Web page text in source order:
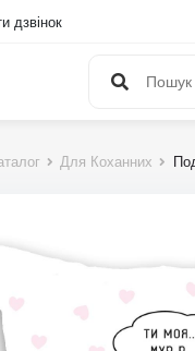
дзвінок
Для Коханних